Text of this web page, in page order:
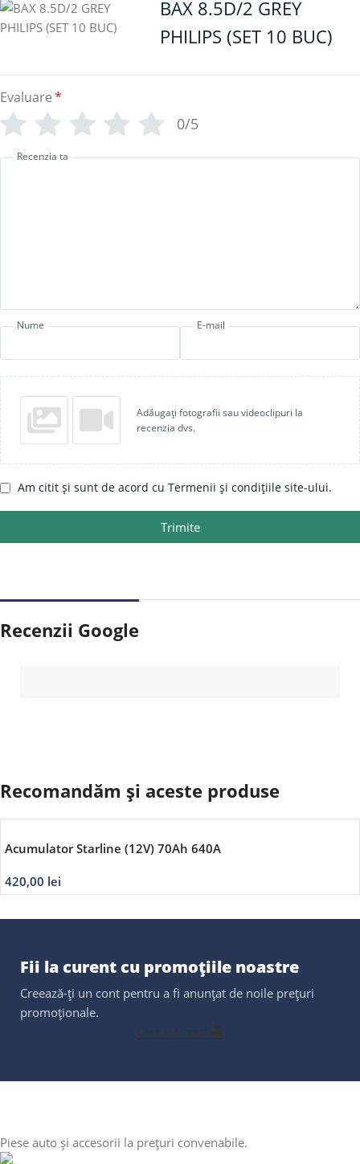
BAX 8.5D/2 GREY
PHILIPS (SET 10 BUC)
Evaluare*
0/5
Recenzia ta
Nume E-mail
Adăugați fotografii sau videoclipuri la
recenzia dvs.
Am citit și sunt de acord cu Termenii și condițiile site-ului.
Trimite
Recenzii Google
Recomandăm și aceste produse
Acumulator Starline (12V) 70Ah 640A
420,00 lei
Fii la curent cu promoțiile noastre
Creează-ți un cont pentru a fi anunțat de noile prețuri
promoționale.
Creează cont
Piese auto și accesorii la prețuri convenabile.